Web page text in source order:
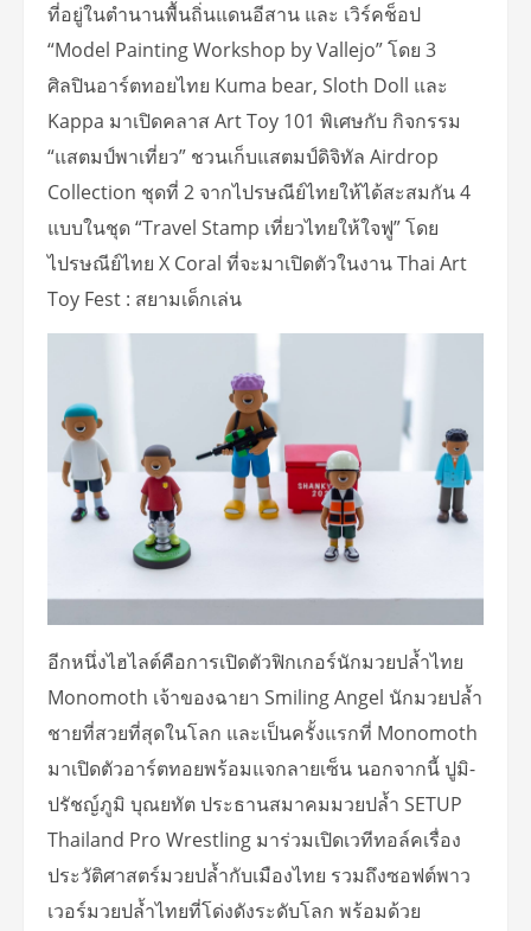
ที่อยู่ในตำนานพื้นถิ่นแดนอีสาน และ เวิร์คช็อป
“Model Painting Workshop by Vallejo” โดย 3
ศิลปินอาร์ตทอยไทย Kuma bear, Sloth Doll และ
Kappa มาเปิดคลาส Art Toy 101 พิเศษกับ กิจกรรม
“แสตมป์พาเที่ยว” ชวนเก็บแสตมป์ดิจิทัล Airdrop
Collection ชุดที่ 2 จากไปรษณีย์ไทยให้ได้สะสมกัน 4
แบบในชุด “Travel Stamp เที่ยวไทยให้ใจฟู” โดย
ไปรษณีย์ไทย X Coral ที่จะมาเปิดตัวในงาน Thai Art
Toy Fest : สยามเด็กเล่น
อีกหนึ่งไฮไลต์คือการเปิดตัวฟิกเกอร์นักมวยปล้ำไทย
Monomoth เจ้าของฉายา Smiling Angel นักมวยปล้ำ
ชายที่สวยที่สุดในโลก และเป็นครั้งแรกที่ Monomoth
มาเปิดตัวอาร์ตทอยพร้อมแจกลายเซ็น นอกจากนี้ ปูมิ-
ปรัชญ์ภูมิ บุณยทัต ประธานสมาคมมวยปล้ำ SETUP
Thailand Pro Wrestling มาร่วมเปิดเวทีทอล์คเรื่อง
ประวัติศาสตร์มวยปล้ำกับเมืองไทย รวมถึงซอฟต์พาว
เวอร์มวยปล้ำไทยที่โด่งดังระดับโลก พร้อมด้วย